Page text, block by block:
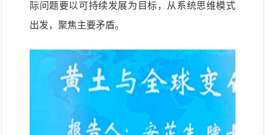
际问题要以可持续发展为目标，从系统思维模式
出发，聚焦主要矛盾。